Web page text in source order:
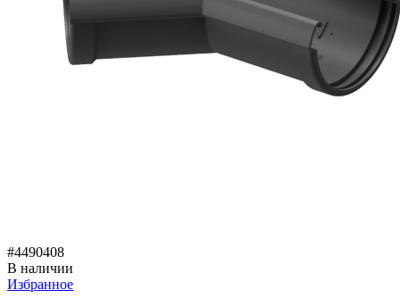
#4490408
В наличии
Избранное